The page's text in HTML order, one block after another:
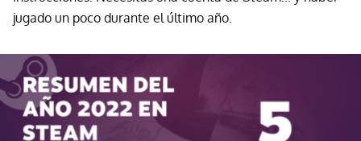
jugado un poco durante el último año.